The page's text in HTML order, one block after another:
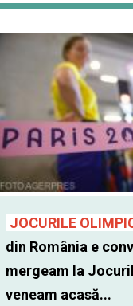
JOCURILE
din România e
mergeam la
veneam acasă...